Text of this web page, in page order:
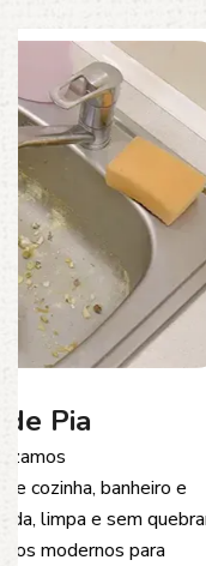
Problemas com
Oferecemos
desobstrução de
inspeção e